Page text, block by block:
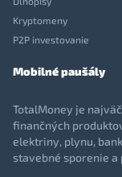
Kryptomeny
P2P investovanie
Mobilné paušály
TotalMoney je
finančných
elektriny, plynu,
stavebné sporenie a